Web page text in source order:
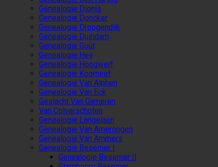
Genealogie Dionis
Genealogie Doncker
Genealogie Droogendijk
Genealogie Duindam
Genealogie Gout
Genealogie Heij
Genealogie Hoogwerf
Genealogie Koorneef
Genealogie Van Alphen
Genealogie Van Eck
Geslacht Van Gameren
Van Colverschoten
Genealogie Langelaen
Genealogie Van Amerongen
Genealogie Van Ammers
Genealogie Besemer I
Genealogie Besemer II